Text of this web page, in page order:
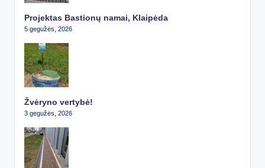
Projektas Bastionų namai, Klaipėda
5 gegužės, 2026
Žvėryno vertybė!
3 gegužės, 2026